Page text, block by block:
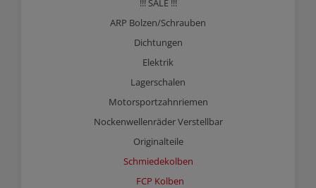
!!! SALE !!!
ARP Bolzen/Schrauben
Dichtungen
Elektrik
Lagerschalen
Motorsportzahnriemen
Nockenwellenräder Verstellbar
Originalteile
Schmiedekolben
FCP Kolben